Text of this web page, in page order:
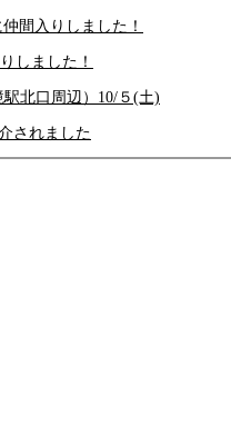
間入りしました！
しました！
北口周辺）10/５(土)
されました